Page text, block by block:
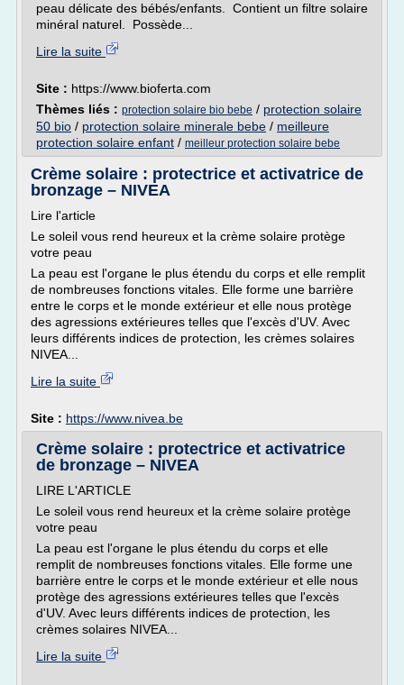
peau délicate des bébés/enfants. Contient un filtre solaire
minéral naturel. Possède...
Lire la suite
Site : https://www.bioferta.com
Thèmes liés : protection solaire bio bebe / protection solaire
50 bio / protection solaire minerale bebe / meilleure
protection solaire enfant / meilleur protection solaire bebe
Crème solaire : protectrice et activatrice de
bronzage – NIVEA
Lire l'article
Le soleil vous rend heureux et la crème solaire protège
votre peau
La peau est l'organe le plus étendu du corps et elle remplit
de nombreuses fonctions vitales. Elle forme une barrière
entre le corps et le monde extérieur et elle nous protège
des agressions extérieures telles que l'excès d'UV. Avec
leurs différents indices de protection, les crèmes solaires
NIVEA...
Lire la suite
Site : https://www.nivea.be
Crème solaire : protectrice et activatrice
de bronzage – NIVEA
LIRE L'ARTICLE
Le soleil vous rend heureux et la crème solaire protège
votre peau
La peau est l'organe le plus étendu du corps et elle
remplit de nombreuses fonctions vitales. Elle forme une
barrière entre le corps et le monde extérieur et elle nous
protège des agressions extérieures telles que l'excès
d'UV. Avec leurs différents indices de protection, les
crèmes solaires NIVEA...
Lire la suite